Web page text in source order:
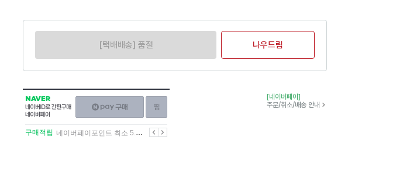
[택배배송] 품절 나우드림
NAVER
네이버
ID로
간편구매
네이버페이
구매하기
이전
구매적립 네이버페이포인트 최소 5.5% 적립 다음
[네이버페이]
주문/취소/배송 안내